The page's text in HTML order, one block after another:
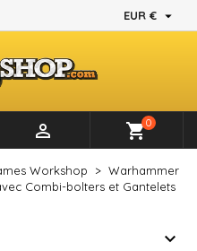
EUR € 
 shopping_cart0
Workshop
Warhammer
Combi-bolters et Gantelets
×
×
Créer une liste d'envies
×
ajouter des produits à